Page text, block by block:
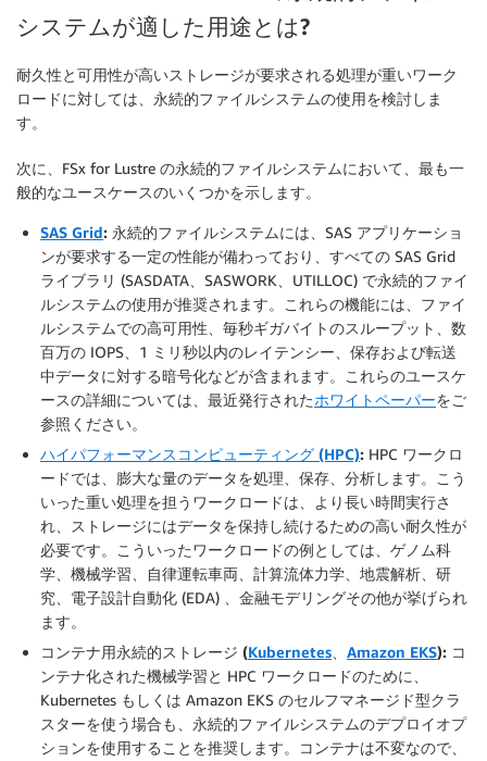
システムが適した用途とは?
耐久性と可用性が高いストレージが要求される処理が重いワーク
ロードに対しては、永続的ファイルシステムの使用を検討しま
す。
次に、FSx for Lustre の永続的ファイルシステムにおいて、最も一
般的なユースケースのいくつかを示します。
SAS Grid: 永続的ファイルシステムには、SAS アプリケーショ
ンが要求する一定の性能が備わっており、すべての SAS Grid
ライブラリ (SASDATA、SASWORK、UTILLOC) で永続的ファイ
ルシステムの使用が推奨されます。これらの機能には、ファイ
ルシステムでの高可用性、毎秒ギガバイトのスループット、数
百万の IOPS、1 ミリ秒以内のレイテンシー、保存および転送
中データに対する暗号化などが含まれます。これらのユースケ
ースの詳細については、最近発行されたホワイトペーパーをご
参照ください。
ハイパフォーマンスコンピューティング (HPC): HPC ワークロ
ードでは、膨大な量のデータを処理、保存、分析します。こう
いった重い処理を担うワークロードは、より長い時間実行さ
れ、ストレージにはデータを保持し続けるための高い耐久性が
必要です。こういったワークロードの例としては、ゲノム科
学、機械学習、自律運転車両、計算流体力学、地震解析、研
究、電子設計自動化 (EDA) 、金融モデリングその他が挙げられ
ます。
コンテナ用永続的ストレージ (Kubernetes Amazon EKS): コ
ンテナ化された機械学習と HPC ワークロードのために、
Kubernetes もしくは Amazon EKS のセルフマネージド型クラ
スターを使う場合も、永続的ファイルシステムのデプロイオプ
ションを使用することを推奨します。コンテナは不変なので、